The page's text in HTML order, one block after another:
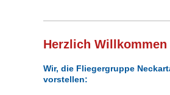
Herzlich Willkommen
Wir, die Fliegergruppe
vorstellen: